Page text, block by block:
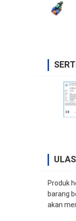
Produk
barang
akan